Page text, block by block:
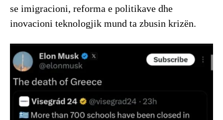
se imigracioni, reforma e politikave dhe
inovacioni teknologjik mund ta zbusin krizën.